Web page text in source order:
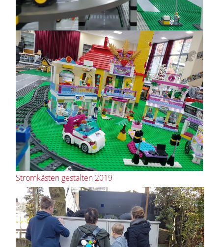
Stromkästen gestalten 2019